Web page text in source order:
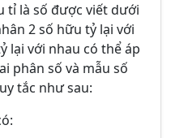
tỉ là số được viết dưới
2 số hữu tỷ lại với
lại với nhau có thể áp
phân số và mẫu số
tắc như sau: